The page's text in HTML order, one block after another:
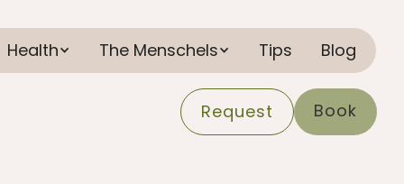
Health The Menschels Tips Blog
Request Book